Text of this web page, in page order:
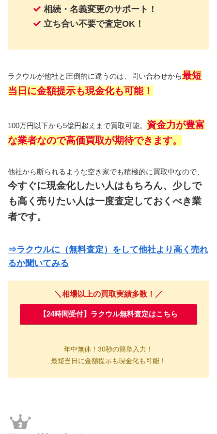
相続・名義変更のサポート！
立ち合い不要で査定OK！
ラクウルが他社と圧倒的に違うのは、問い合わせから最短
当日に金額提示も現金化も可能！
100万円以下から5億円超えまで買取可能。 資金力が豊富
な業者なので高価買取が期待できます。
他社から断られるような空き家でも積極的に買取中なので、
今すぐに現金化したい人はもちろん、少しで
も高く売りたい人は一度査定しておくべき業
者です。
⇒ラクウルに（無料査定）をして他社より高く売れ
るか聞いてみる
＼相場以上の買取実績多数！／
【24時間受付】ラクウル無料査定はこちら
年中無休！ 30秒の簡単入力！
最短当日に金額提示も現金化も可能！